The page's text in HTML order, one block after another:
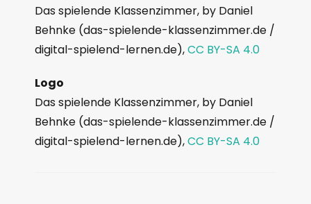
Das spielende Klassenzimmer, by Daniel
Behnke (das-spielende-klassenzimmer.de /
digital-spielend-lernen.de),CC BY-SA 4.0
Logo
Das spielende Klassenzimmer, by Daniel
Behnke (das-spielende-klassenzimmer.de /
digital-spielend-lernen.de),CC BY-SA 4.0